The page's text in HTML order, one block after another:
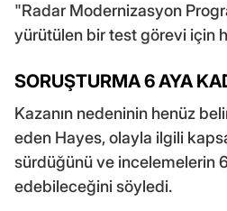
"Radar Modernizasyon
yürütülen bir test görevi için
SORUŞTURMA 6 AYA
Kazanın nedeninin henüz
eden Hayes, olayla ilgili
sürdüğünü ve incelemelerin
edebileceğini söyledi.